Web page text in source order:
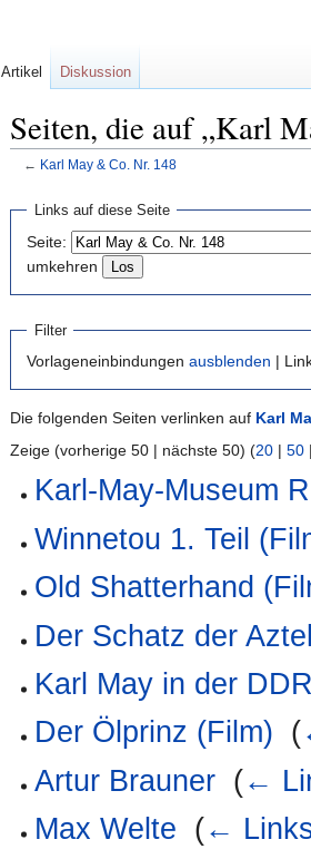
Seiten, die auf „Karl
← Karl May & Co. Nr. 148
Navigation
springen
springen
Links auf diese Seite
Seite:
umkehren
Filter
Vorlageneinbindungen ausblenden |
Die folgenden Seiten verlinken auf Karl
Zeige (vorherige 50 | nächste 50) (20 | 50
Karl-May-Museum
Winnetou 1. Teil
Old Shatterhand
Der Schatz der
Karl May in der
Der Ölprinz (Film) (
Artur Brauner (←
Max Welte (←
Artikel Diskussion